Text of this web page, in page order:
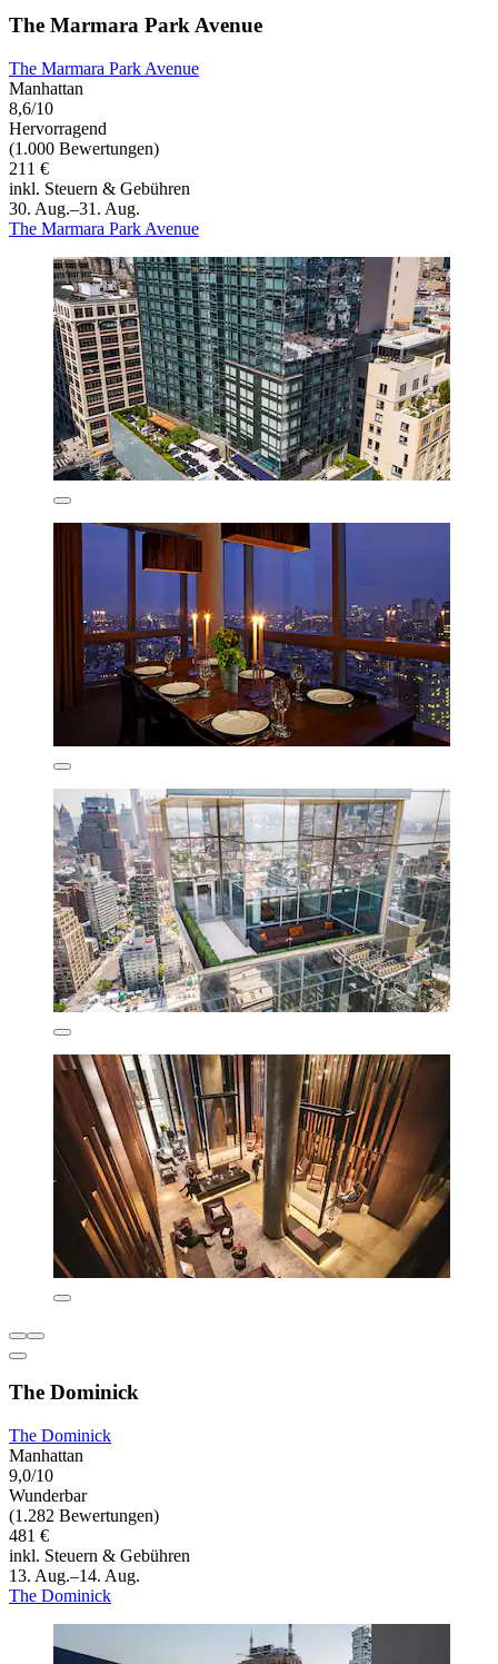
The Marmara Park Avenue
The Marmara Park Avenue
Manhattan
8,6/10
Hervorragend
(1.000 Bewertungen)
211 €
inkl. Steuern & Gebühren
30. Aug.–31. Aug.
The Marmara Park Avenue
The Dominick
The Dominick
Manhattan
9,0/10
Wunderbar
(1.282 Bewertungen)
481 €
inkl. Steuern & Gebühren
13. Aug.–14. Aug.
The Dominick